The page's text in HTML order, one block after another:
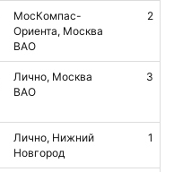
МосКомпас-
Ориента, Москва
ВАО
2
Лично, Москва
ВАО
3
Лично, Нижний
Новгород
1